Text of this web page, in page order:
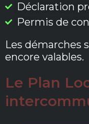
Déclaration
Permis de
Les démarches
encore valables.
Le Plan